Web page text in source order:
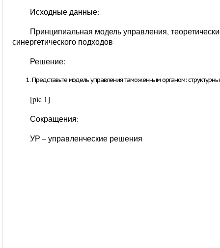
Исходные данные:
Принципиальная модель управления,
синергетического подходов
Решение:
Представьте модель управления таможенным органом:
[pic 1]
Сокращения:
УР – управленческие решения